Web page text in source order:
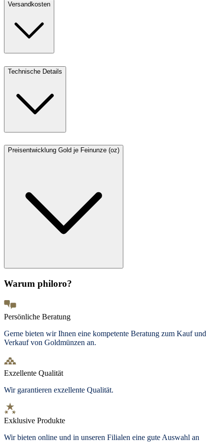
Versandkosten
Technische Details
Preisentwicklung Gold je Feinunze (oz)
Warum philoro?
Persönliche Beratung
Gerne bieten wir Ihnen eine kompetente Beratung zum Kauf und
Verkauf von Goldmünzen an.
Exzellente Qualität
Wir garantieren exzellente Qualität.
Exklusive Produkte
Wir bieten online und in unseren Filialen eine gute Auswahl an